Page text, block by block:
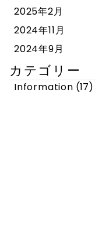
2025年2月
2024年11月
2024年9月
カテゴリー
Information (17)